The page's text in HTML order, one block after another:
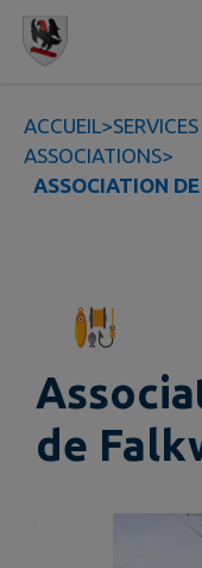
Contenu
ACCUEIL>
ASSOCIATIONS>
ASSOCIATION
de